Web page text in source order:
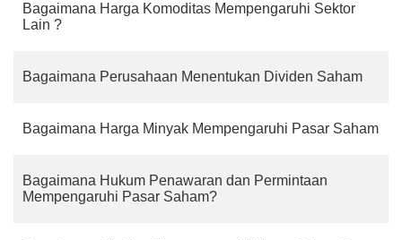
Bagaimana Harga Komoditas Mempengaruhi Sektor
Lain ?
Bagaimana Perusahaan Menentukan Dividen Saham
Bagaimana Harga Minyak Mempengaruhi Pasar Saham
Bagaimana Hukum Penawaran dan Permintaan
Mempengaruhi Pasar Saham?